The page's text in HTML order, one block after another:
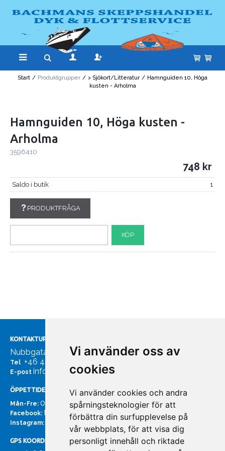
Vi använder oss av
cookies
Vi använder cookies och andra
spårningsteknologier för att
förbättra din surfupplevelse på
vår webbplats, för att visa dig
personligt innehåll och riktade
Start / Produktgrupper / > Sjökort/Litteratur / Hamnguiden 10, Höga
kusten - Arholma
Hamnguiden 10, Höga kusten -
Arholma
3596410
748
Saldo i butik 1
PRODUKTFRÅGA
KÖP
KONTAKTUPPGIFTER
Nubbgatan 7, 211 24 Malmö
Tel +46 40185561
E-post info@bachmans.se
ÖPPETTIDER
Mån-Fre: 07:00 - 16:00
Facebook: facebook.com/bachmans.se
Instagram: instagram.com/bachmans.se
GPS KOORDINATER